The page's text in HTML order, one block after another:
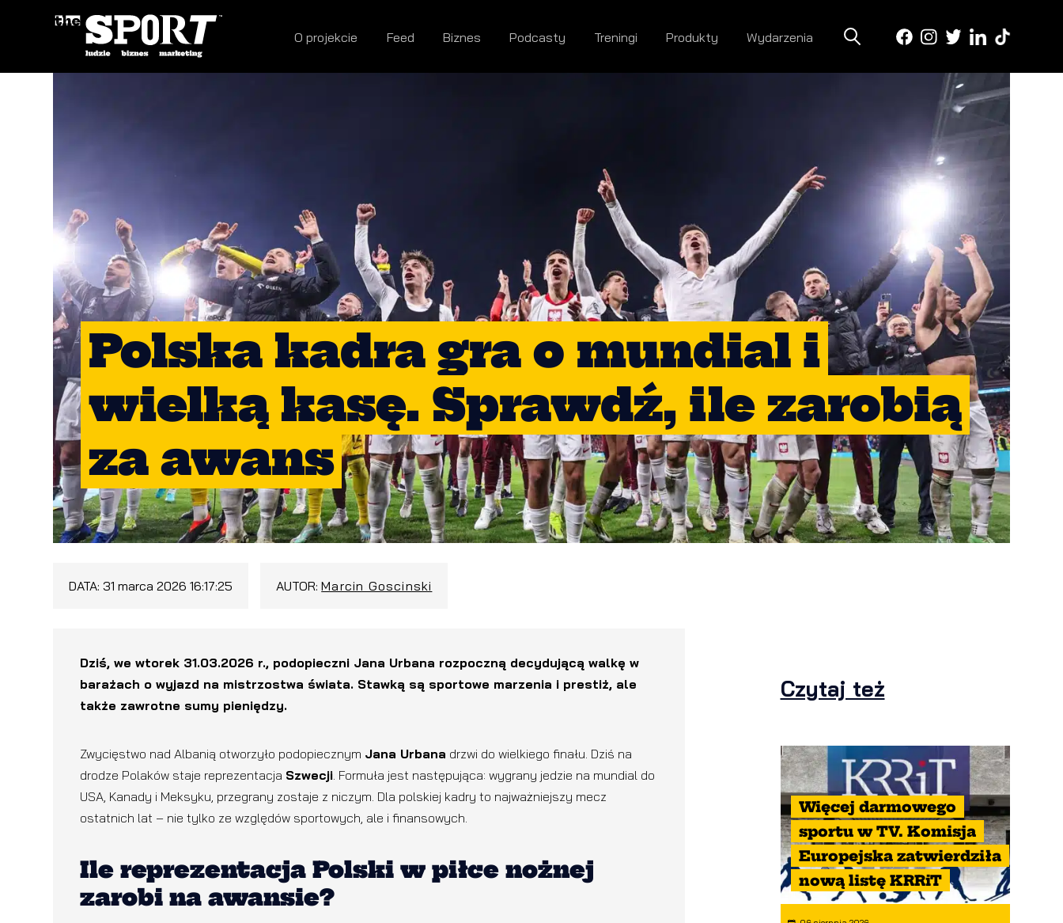
O projekcie Feed Biznes Podcasty Treningi Produkty Wydarzenia
Polska kadra gra o mundial i
wielką kasę. Sprawdź, ile zarobią
za awans
DATA:31 marca 2026 16:17:25 AUTOR:Marcin Goscinski
Dziś, we wtorek 31.03.2026 r., podopieczni Jana Urbana rozpoczną decydującą walkę w
barażach o wyjazd na mistrzostwa świata. Stawką są sportowe marzenia i prestiż, ale
także zawrotne sumy pieniędzy.
Zwycięstwo nad Albanią otworzyło podopiecznym Jana Urbana drzwi do wielkiego finału. Dziś na
drodze Polaków staje reprezentacja Szwecji. Formuła jest następująca: wygrany jedzie na mundial do
USA, Kanady i Meksyku, przegrany zostaje z niczym. Dla polskiej kadry to najważniejszy mecz
ostatnich lat – nie tylko ze względów sportowych, ale i finansowych.
Ile reprezentacja Polski w piłce nożnej
zarobi na awansie?
Czytaj też
Więcej darmowego
sportu w TV. Komisja
Europejska zatwierdziła
nową listę KRRiT